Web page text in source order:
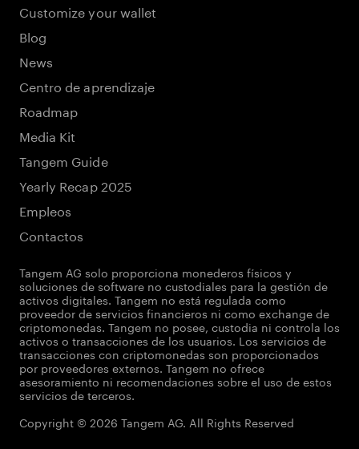
Customize your wallet
Blog
News
Centro de aprendizaje
Roadmap
Media Kit
Tangem Guide
Yearly Recap 2025
Empleos
Contactos
Tangem AG solo proporciona monederos físicos y
soluciones de software no custodiales para la gestión de
activos digitales. Tangem no está regulada como
proveedor de servicios financieros ni como exchange de
criptomonedas. Tangem no posee, custodia ni controla los
activos o transacciones de los usuarios. Los servicios de
transacciones con criptomonedas son proporcionados
por proveedores externos. Tangem no ofrece
asesoramiento ni recomendaciones sobre el uso de estos
servicios de terceros.